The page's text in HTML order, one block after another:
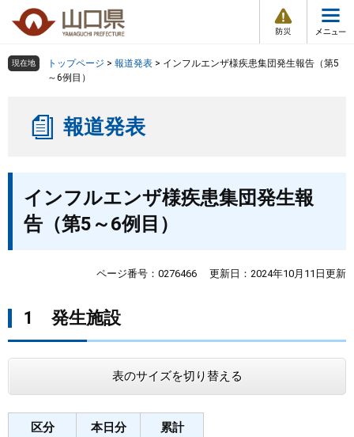
の
ー
情
報
メ
ュ
組織で探す
くらし・環境
しごと・産業・観光
県政情報
検索の仕方 組織で探す
現在地 トップページ > 報道発表 > インフルエンザ様疾患集団発生報告（第5
～6例目）
報道発表
インフルエンザ様疾患集団発生報
告（第5～6例目）
ページ番号：0276466 更新日：2024年10月11日更新
1 発生施設
表のサイズを切り替える
区分 本日分 累計